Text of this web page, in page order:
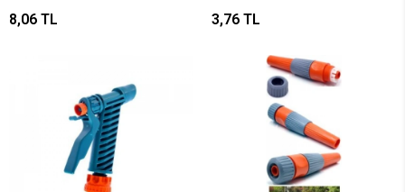
8,06 TL 3,76 TL